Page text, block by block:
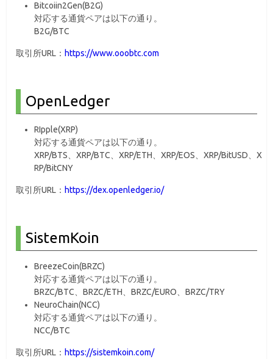
Bitcoiin2Gen(B2G)
対応する通貨ペアは以下の通り。
B2G/BTC
取引所URL： https://www.ooobtc.com
OpenLedger
RIpple(XRP)
対応する通貨ペアは以下の通り。
XRP/BTS、XRP/BTC、XRP/ETH、XRP/EOS、XRP/BitUSD、X
RP/BitCNY
取引所URL： https://dex.openledger.io/
SistemKoin
BreezeCoin(BRZC)
対応する通貨ペアは以下の通り。
BRZC/BTC、BRZC/ETH、BRZC/EURO、BRZC/TRY
NeuroChain(NCC)
対応する通貨ペアは以下の通り。
NCC/BTC
取引所URL： https://sistemkoin.com/